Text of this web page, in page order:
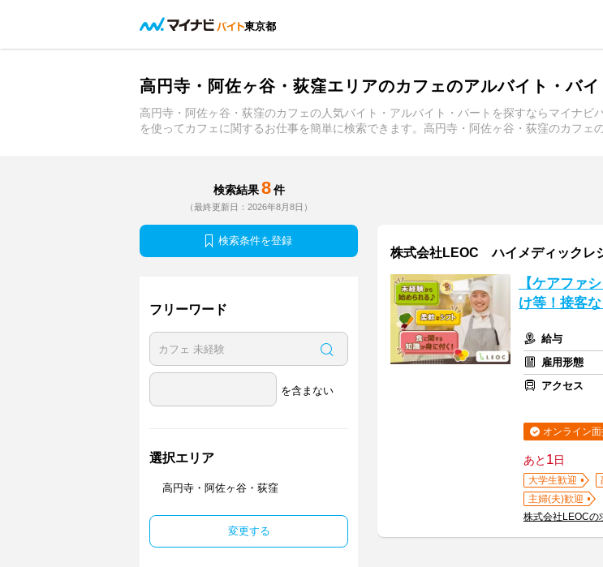
東京都
高円寺・阿佐ヶ谷・荻窪エリアのカフェのアルバイト・バ
高円寺・阿佐ヶ谷・荻窪のカフェの人気バイト・アルバイト・パートを探すならマイナ
を使ってカフェに関するお仕事を簡単に検索できます。高円寺・阿佐ヶ谷・荻窪のカフェ
検索結果 8 件
（最終更新日：2026年8月8日）
検索条件を登録
フリーワード
を含まない
選択エリア
高円寺・阿佐ヶ谷・荻窪
変更する
株式会社LEOC ハイメディックレ
【ケアファ
け等！接客な
給与
雇用形態
アクセス
オンライン
あと 1日
大学生歓迎
主婦(夫)歓迎
株式会社LEOCの